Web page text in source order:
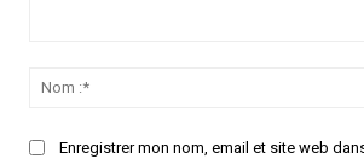
Enregistrer mon nom, email et site web